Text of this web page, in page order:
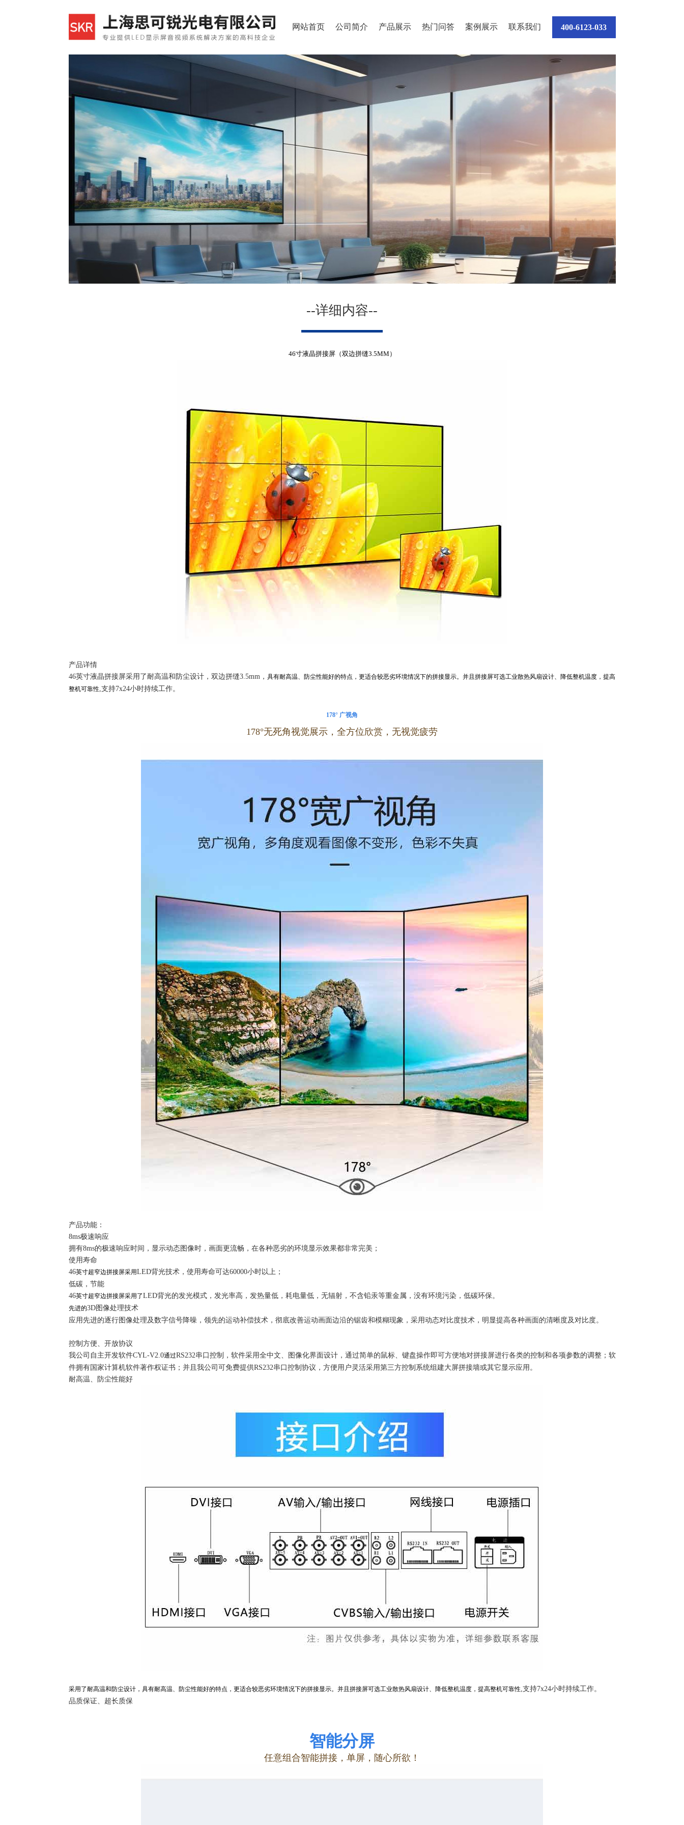
网站首页 公司简介 产品展示 热门问答 案例展示 联系我们 400-6123-033
--详细内容--
46寸液晶拼接屏（双边拼缝3.5MM）
产品详情
46英寸液晶拼接屏采用了耐高温和防尘设计，双边拼缝3.5mm， 具有耐高温、防尘性能好的特点，更适合较恶劣环境情况下的拼接显示。并且拼接屏可选工业散热风扇设计、降低整机温度，提高
整机可靠性,支持7x24小时持续工作。
178° 广视角
178°无死角视觉展示，全方位欣赏，无视觉疲劳
产品功能：
8ms极速响应
拥有8ms的极速响应时间，显示动态图像时，画面更流畅，在各种恶劣的环境显示效果都非常完美；
使用寿命
46英寸超窄边拼接屏采用LED背光技术，使用寿命可达60000小时以上；
低碳，节能
46英寸超窄边拼接屏采用了LED背光的发光模式，发光率高，发热量低，耗电量低，无辐射，不含铅汞等重金属，没有环境污染，低碳环保。
先进的3D图像处理技术
应用先进的逐行图像处理及数字信号降噪，领先的运动补偿技术，彻底改善运动画面边沿的锯齿和模糊现象，采用动态对比度技术，明显提高各种画面的清晰度及对比度。
控制方便、开放协议
我公司自主开发软件CYL-V2.0通过RS232串口控制，软件采用全中文、图像化界面设计，通过简单的鼠标、键盘操作即可方便地对拼接屏进行各类的控制和各项参数的调整；软
件拥有国家计算机软件著作权证书；并且我公司可免费提供RS232串口控制协议，方便用户灵活采用第三方控制系统组建大屏拼接墙或其它显示应用。
耐高温、防尘性能好
采用了耐高温和防尘设计，具有耐高温、防尘性能好的特点，更适合较恶劣环境情况下的拼接显示。并且拼接屏可选工业散热风扇设计、降低整机温度，提高整机可靠性,支持7x24小时持续工作。
品质保证、超长质保
智能分屏
任意组合智能拼接，单屏，随心所欲！